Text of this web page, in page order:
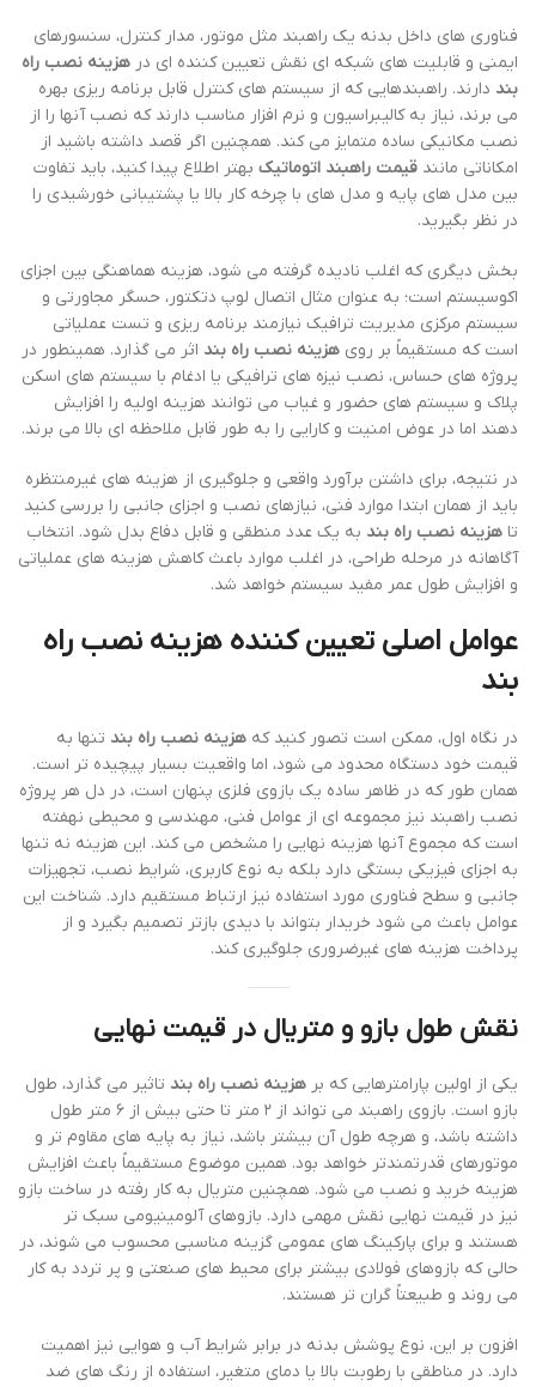
فناوری های داخل بدنه یک راهبند مثل موتور، مدار کنترل، سنسورهای
ایمنی و قابلیت های شبکه ای نقش تعیین کننده ای در هزینه نصب راه
بند دارند. راهبندهایی که از سیستم های کنترل قابل برنامه ریزی بهره
می برند، نیاز به کالیبراسیون و نرم افزار مناسب دارند که نصب آنها را از
نصب مکانیکی ساده متمایز می کند. همچنین اگر قصد داشته باشید از
امکاناتی مانند قیمت راهبند اتوماتیک بهتر اطلاع پیدا کنید، باید تفاوت
بین مدل های پایه و مدل های با چرخه کار بالا یا پشتیبانی خورشیدی را
در نظر بگیرید.
بخش دیگری که اغلب نادیده گرفته می شود، هزینه هماهنگی بین اجزای
اکوسیستم است؛ به عنوان مثال اتصال لوپ دتکتور، حسگر مجاورتی و
سیستم مرکزی مدیریت ترافیک نیازمند برنامه ریزی و تست عملیاتی
است که مستقیماً بر روی هزینه نصب راه بند اثر می گذارد. همینطور در
پروژه های حساس، نصب نیزه های ترافیکی یا ادغام با سیستم های اسکن
پلاک و سیستم های حضور و غیاب می توانند هزینه اولیه را افزایش
دهند اما در عوض امنیت و کارایی را به طور قابل ملاحظه ای بالا می برند.
در نتیجه، برای داشتن برآورد واقعی و جلوگیری از هزینه های غیرمنتظره
باید از همان ابتدا موارد فنی، نیازهای نصب و اجزای جانبی را بررسی کنید
تا هزینه نصب راه بند به یک عدد منطقی و قابل دفاع بدل شود. انتخاب
آگاهانه در مرحله طراحی، در اغلب موارد باعث کاهش هزینه های عملیاتی
و افزایش طول عمر مفید سیستم خواهد شد.
عوامل اصلی تعیین کننده هزینه نصب راه
بند
در نگاه اول، ممکن است تصور کنید که هزینه نصب راه بند تنها به
قیمت خود دستگاه محدود می شود، اما واقعیت بسیار پیچیده تر است.
همان طور که در ظاهر ساده یک بازوی فلزی پنهان است، در دل هر پروژه
نصب راهبند نیز مجموعه ای از عوامل فنی، مهندسی و محیطی نهفته
است که مجموع آنها هزینه نهایی را مشخص می کند. این هزینه نه تنها
به اجزای فیزیکی بستگی دارد بلکه به نوع کاربری، شرایط نصب، تجهیزات
جانبی و سطح فناوری مورد استفاده نیز ارتباط مستقیم دارد. شناخت این
عوامل باعث می شود خریدار بتواند با دیدی بازتر تصمیم بگیرد و از
پرداخت هزینه های غیرضروری جلوگیری کند.
نقش طول بازو و متریال در قیمت نهایی
یکی از اولین پارامترهایی که بر هزینه نصب راه بند تاثیر می گذارد، طول
بازو است. بازوی راهبند می تواند از ۲ متر تا حتی بیش از ۶ متر طول
داشته باشد، و هرچه طول آن بیشتر باشد، نیاز به پایه های مقاوم تر و
موتورهای قدرتمندتر خواهد بود. همین موضوع مستقیماً باعث افزایش
هزینه خرید و نصب می شود. همچنین متریال به کار رفته در ساخت بازو
نیز در قیمت نهایی نقش مهمی دارد. بازوهای آلومینیومی سبک تر
هستند و برای پارکینگ های عمومی گزینه مناسبی محسوب می شوند، در
حالی که بازوهای فولادی بیشتر برای محیط های صنعتی و پر تردد به کار
می روند و طبیعتاً گران تر هستند.
افزون بر این، نوع پوشش بدنه در برابر شرایط آب و هوایی نیز اهمیت
دارد. در مناطقی با رطوبت بالا یا دمای متغیر، استفاده از رنگ های ضد